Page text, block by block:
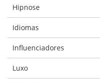
Hipnose
Idiomas
Influenciadores
Luxo